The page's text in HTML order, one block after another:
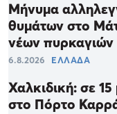
Μήνυμα
θυμάτων στο
νέων πυρκαγιών
6.8.2026 ΕΛΛΑΔΑ
Χαλκιδική: σε
στο Πόρτο